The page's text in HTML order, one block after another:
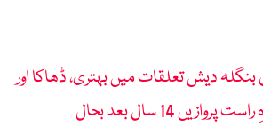
بنگلہ دیش تعلقات میں بہتری، ڈھاکا اور
14 سال بعد بحال